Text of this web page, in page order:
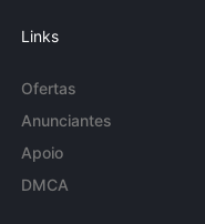
Links
Ofertas
Anunciantes
Apoio
DMCA